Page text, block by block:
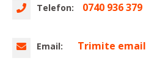
Telefon: 0740 936 379
Email: Trimite email